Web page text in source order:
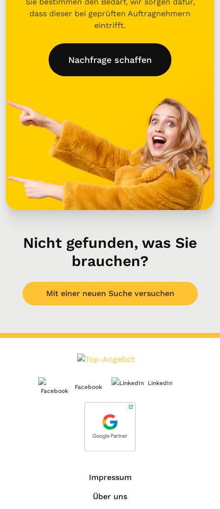
Sie bestimmen den Bedarf, wir sorgen dafür,
dass dieser bei geprüften Auftragnehmern
eintrifft.
Nachfrage schaffen
Nicht gefunden, was Sie
brauchen?
Mit einer neuen Suche versuchen
Facebook
LinkedIn
Impressum
Über uns